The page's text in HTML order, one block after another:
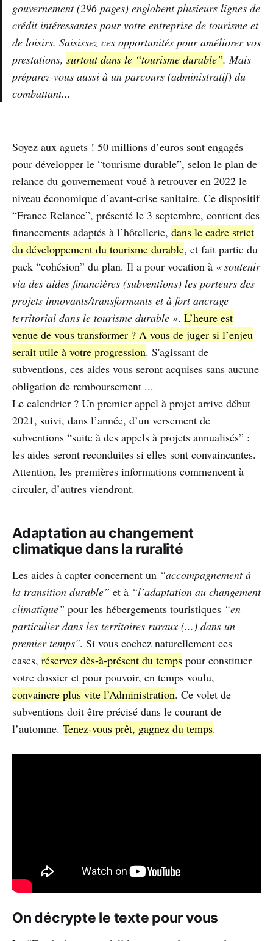
gouvernement (296 pages) englobent plusieurs lignes de
crédit intéressantes pour votre entreprise de tourisme et
de loisirs. Saisissez ces opportunités pour améliorer vos
prestations, surtout dans le “tourisme durable”. Mais
préparez-vous aussi à un parcours (administratif) du
combattant...
Soyez aux aguets ! 50 millions d’euros sont engagés
pour développer le “tourisme durable”, selon le plan de
relance du gouvernement voué à retrouver en 2022 le
niveau économique d’avant-crise sanitaire. Ce dispositif
“France Relance”, présenté le 3 septembre, contient des
financements adaptés à l’hôtellerie, dans le cadre strict
du développement du tourisme durable, et fait partie du
pack “cohésion” du plan. Il a pour vocation à « soutenir
via des aides financières (subventions) les porteurs des
projets innovants/transformants et à fort ancrage
territorial dans le tourisme durable ». L’heure est
venue de vous transformer ? A vous de juger si l’enjeu
serait utile à votre progression. S'agissant de
subventions, ces aides vous seront acquises sans aucune
obligation de remboursement ...
Le calendrier ? Un premier appel à projet arrive début
2021, suivi, dans l’année, d’un versement de
subventions “suite à des appels à projets annualisés” :
les aides seront reconduites si elles sont convaincantes.
Attention, les premières informations commencent à
circuler, d’autres viendront.
Adaptation au changement
climatique dans la ruralité
Les aides à capter concernent un “accompagnement à
la transition durable” et à “l’adaptation au changement
climatique” pour les hébergements touristiques “en
particulier dans les territoires ruraux (...) dans un
premier temps". Si vous cochez naturellement ces
cases, réservez dès-à-présent du temps pour constituer
votre dossier et pour pouvoir, en temps voulu,
convaincre plus vite l’Administration. Ce volet de
subventions doit être précisé dans le courant de
l’automne. Tenez-vous prêt, gagnez du temps.
On décrypte le texte pour vous